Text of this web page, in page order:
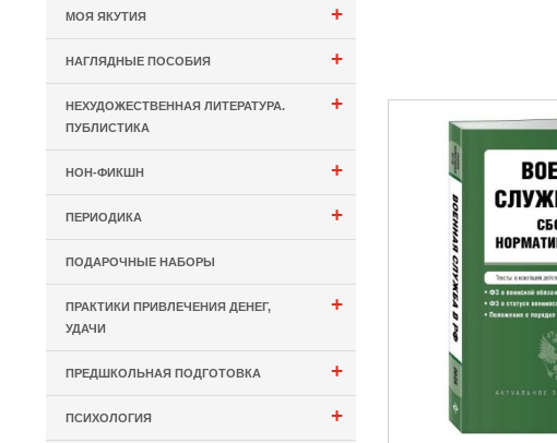
+
МОЯ ЯКУТИЯ
+
НАГЛЯДНЫЕ ПОСОБИЯ
+
НЕХУДОЖЕСТВЕННАЯ ЛИТЕРАТУРА.
ПУБЛИСТИКА
+
НОН-ФИКШН
+
ПЕРИОДИКА
ПОДАРОЧНЫЕ НАБОРЫ
+
ПРАКТИКИ ПРИВЛЕЧЕНИЯ ДЕНЕГ,
УДАЧИ
+
ПРЕДШКОЛЬНАЯ ПОДГОТОВКА
+
ПСИХОЛОГИЯ